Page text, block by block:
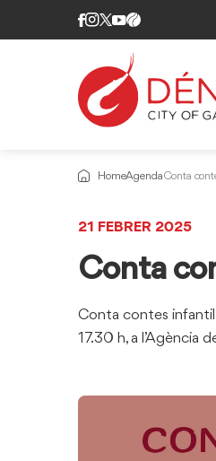
HomeAgendaConta
21 FEBRER 2025
Conta
Conta contes infantil,
17.30 h, a l’Agència